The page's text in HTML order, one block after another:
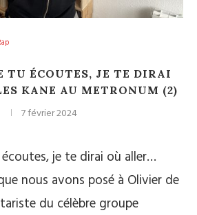
TU ÉCOUTES, JE TE DIRAI
KANE AU METRONUM (2)
7 février 2024
je te dirai où aller…
nous avons posé à Olivier de
du célèbre groupe